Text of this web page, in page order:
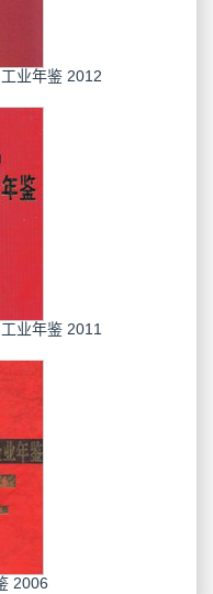
业年鉴 2012
业年鉴 2011
2006